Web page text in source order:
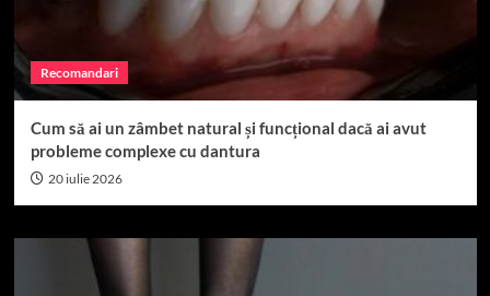
Recomandari
Cum să ai un zâmbet natural și funcțional dacă ai avut
probleme complexe cu dantura
20 iulie 2026